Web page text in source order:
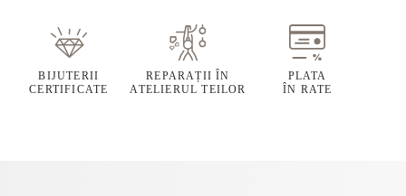
BIJUTERII
CERTIFICATE
REPARAȚII ÎN
ATELIERUL TEILOR
PLATA
ÎN RATE